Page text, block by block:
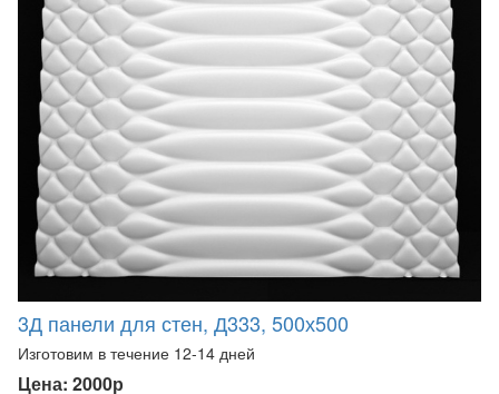
3Д панели для стен, Д333, 500х500
Изготовим в течение 12-14 дней
Цена: 2000р